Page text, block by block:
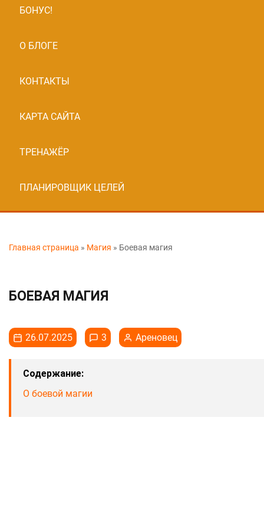
БОНУС!
О БЛОГЕ
КОНТАКТЫ
КАРТА САЙТА
ТРЕНАЖЁР
ПЛАНИРОВЩИК ЦЕЛЕЙ
Главная страница » Магия » Боевая магия
БОЕВАЯ МАГИЯ
26.07.2025 3 Ареновец
Содержание:
О боевой магии